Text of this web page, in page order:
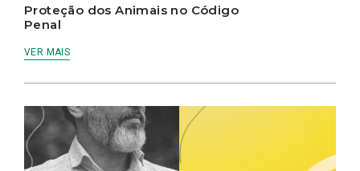
Proteção dos Animais no Código
Penal
VER MAIS